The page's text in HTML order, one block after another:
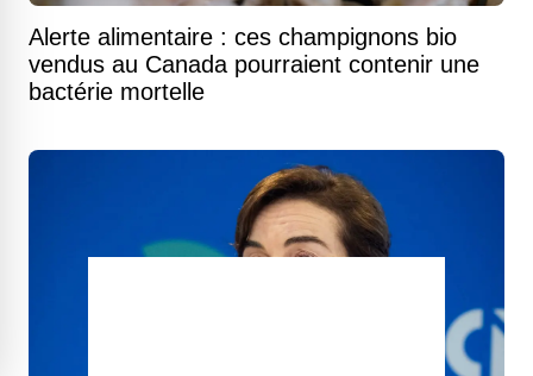
Alerte alimentaire : ces champignons bio
vendus au Canada pourraient contenir une
bactérie mortelle